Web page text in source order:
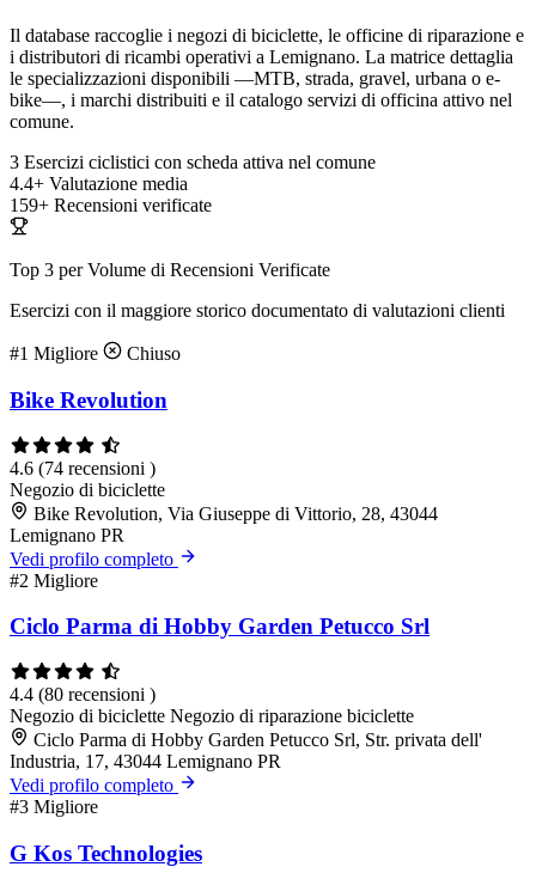
Il database raccoglie i negozi di biciclette, le officine di riparazione e
i distributori di ricambi operativi a Lemignano. La matrice dettaglia
le specializzazioni disponibili —MTB, strada, gravel, urbana o e-
bike—, i marchi distribuiti e il catalogo servizi di officina attivo nel
comune.
3 Esercizi ciclistici con scheda attiva nel comune
4.4+ Valutazione media
159+ Recensioni verificate
Top 3 per Volume di Recensioni Verificate
Esercizi con il maggiore storico documentato di valutazioni clienti
#1 Migliore Chiuso
Bike Revolution
4.6 (74 recensioni )
Negozio di biciclette
Bike Revolution, Via Giuseppe di Vittorio, 28, 43044
Lemignano PR
Vedi profilo completo
#2 Migliore
Ciclo Parma di Hobby Garden Petucco Srl
4.4 (80 recensioni )
Negozio di biciclette Negozio di riparazione biciclette
Ciclo Parma di Hobby Garden Petucco Srl, Str. privata dell'
Industria, 17, 43044 Lemignano PR
Vedi profilo completo
#3 Migliore
G Kos Technologies